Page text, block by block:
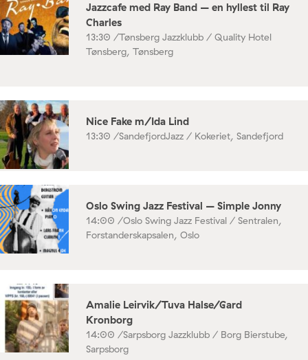
Jazzcafe med Ray Band – en hyllest til Ray
Charles
13:30 /Tønsberg Jazzklubb / Quality Hotel
Tønsberg, Tønsberg
Nice Fake m/Ida Lind
13:30 /SandefjordJazz / Kokeriet, Sandefjord
Oslo Swing Jazz Festival – Simple Jonny
14:00 /Oslo Swing Jazz Festival / Sentralen,
Forstanderskapsalen, Oslo
Amalie Leirvik/Tuva Halse/Gard
Kronborg
14:00 /Sarpsborg Jazzklubb / Borg Bierstube,
Sarpsborg